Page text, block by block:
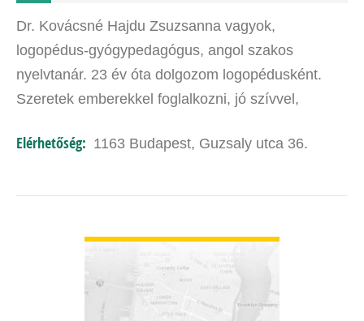
Dr. Kovácsné Hajdu Zsuzsanna vagyok,
logopédus-gyógypedagógus, angol szakos
nyelvtanár. 23 év óta dolgozom logopédusként.
Szeretek emberekkel foglalkozni, jó szívvel,
képzem magam, hogy minél hatékonyabban…
Elérhetőség: 1163 Budapest, Guzsaly utca 36.